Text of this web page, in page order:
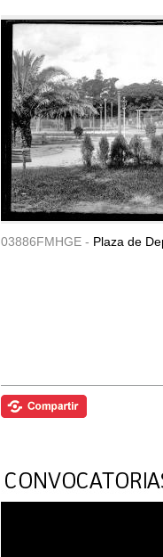
03886FMHGE - Plaza de